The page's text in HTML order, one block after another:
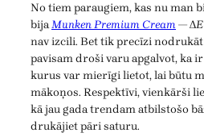
No tiem paraugiem, kas nu man
bijaMunken Premium Cream— ΔE
nav izcili. Bet tik precīzi
pavisam droši varu apgalvot, ka
kurus var mierīgi lietot, lai būtu
mākoņos. Respektīvi, vienkārši
kā jau gada trendam atbilstošo
drukājiet pāri saturu.